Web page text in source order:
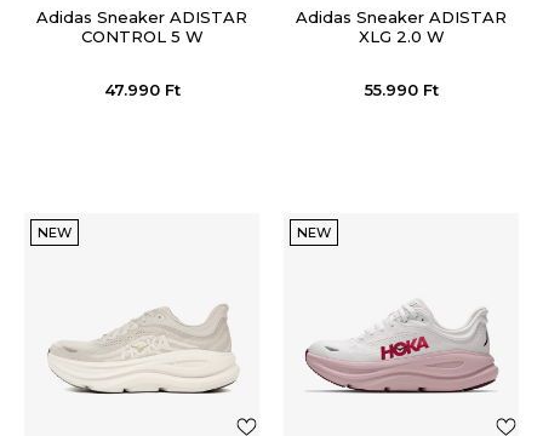
Adidas Sneaker ADISTAR
CONTROL 5 W
47.990 Ft
Adidas Sneaker ADISTAR
XLG 2.0 W
55.990 Ft
NEW NEW